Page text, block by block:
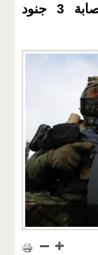
قصف مدفعي قرب دونيتسك وإصابة 3 جنود